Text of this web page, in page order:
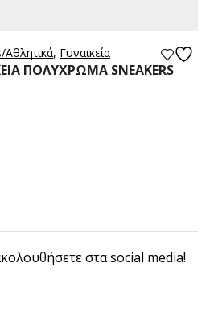
, Γυναικεία
ΠΟΛΥΧΡΩΜΑ SNEAKERS
στα social media!